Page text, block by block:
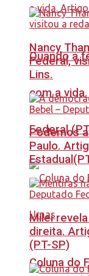
Quando a
com a
Federal
Coluna do
Nancy
Federal,
Lins.
Podemos
Paulo.
Milei
direita.
(PT-SP)